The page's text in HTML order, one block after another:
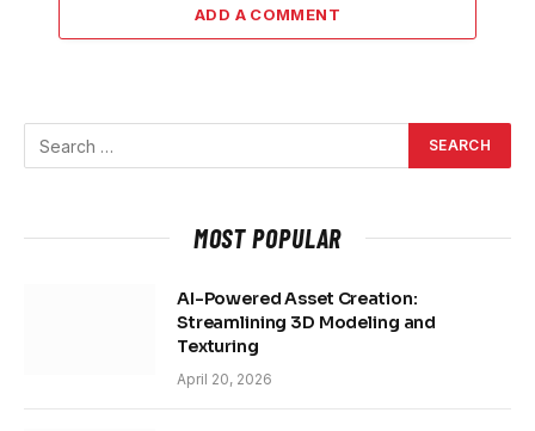
ADD A COMMENT
MOST POPULAR
AI-Powered Asset Creation:
Streamlining 3D Modeling and
Texturing
April 20, 2026